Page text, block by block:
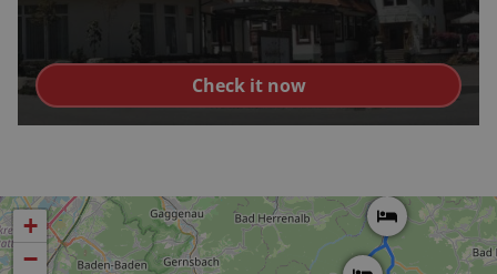
Check it now
+
−